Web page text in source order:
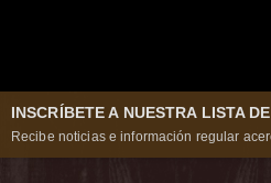
INSCRÍBETE A NUESTRA LISTA
Recibe noticias e información regular